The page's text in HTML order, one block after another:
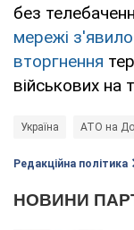
без
мережі
вторгнення
військових на
Україна АТО на
Редакційна політика